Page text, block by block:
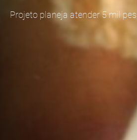
Projeto planeja atender 5 mil